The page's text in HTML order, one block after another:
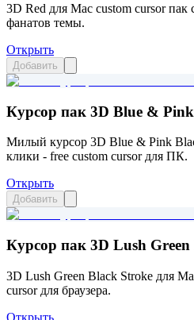
3D Red для Mac custom cursor
фанатов темы.
Открыть
Добавить
Курсор пак 3D Blue &
Милый курсор 3D Blue & Pink
клики - free custom cursor для ПК.
Открыть
Добавить
Курсор пак 3D Lush
3D Lush Green Black Stroke для
cursor для браузера.
Открыть